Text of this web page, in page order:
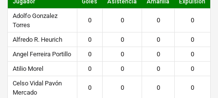
ú
b
o
STEIBI
Jugador Goles Asistencia Amarilla Expulsión
Adolfo Gonzalez
Torres
0 0 0 0
Alfredo R. Heurich 0 0 0
0
Angel Ferreira Portillo
0 0 0
0
Atilio Morel
0 0 0
0
Celso Vidal Pavón
Mercado
0 0 0 0